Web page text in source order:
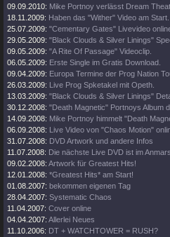
09.09.2010: Mike Portnoy verlässt Dream
18.11.2009: Haben das "Wither" Video am Start.
25.07.2009: "Cementary Gates" Livevideo
29.05.2009: "Black Clouds & Silver Linings"
09.05.2009: "A Rite Of Passage" Videoclip.
06.05.2009: Erste Single im Gratis Download.
09.04.2009: Europa Termine der Prog Nation
26.03.2009: Live Prog Spketakel mit Opeth.
13.03.2009: "Black Clouds & Silver Linings"
30.12.2008: "Death Magnetic" Portnoys Album
14.09.2008: Mike Portnoy himmelt "Death
06.09.2008: Live Video von "Chaos Motion"
31.07.2008: DVD Artwork und andere Infos
11.07.2008: Die nächste Live DVD ist im
09.02.2008: Artwork für Greatest Hits!
12.01.2008: *Greatest Hits* am Start!
01.08.2007: bekommen eigenen Tag
28.04.2007: Systematic Chaos
11.04.2007: Cover online
04.04.2007: Allerlei Neues
11.10.2006: DT + WATCHTOWER = RUSH?